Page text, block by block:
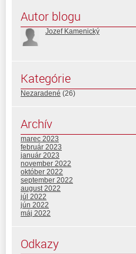
Autor blogu
Jozef Kamenický
Kategórie
Nezaradené (26)
Archív
marec 2023
február 2023
január 2023
november 2022
október 2022
september 2022
august 2022
júl 2022
jún 2022
máj 2022
Odkazy